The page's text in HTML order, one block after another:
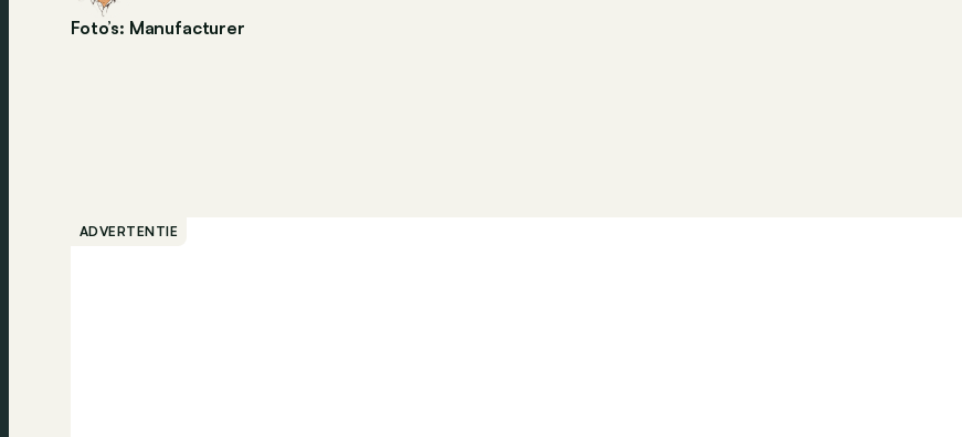
Foto’s: Manufacturer
ADVERTENTIE